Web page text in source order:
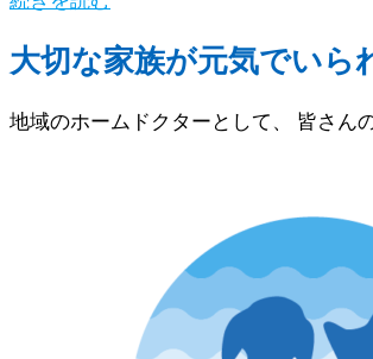
大切な家族が元気でいら
地域のホームドクターとして、 皆さん